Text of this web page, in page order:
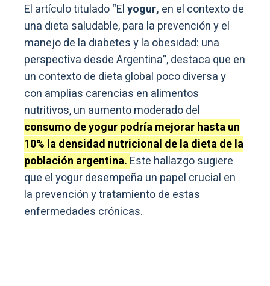
El artículo titulado “Elyogur, en el contexto de
una dieta saludable, para la prevención y el
manejo de la diabetes y la obesidad: una
perspectiva desde Argentina”, destaca que en
un contexto de dieta global poco diversa y
con amplias carencias en alimentos
nutritivos, un aumento moderado del
consumo de yogur podría mejorar hasta un
10% la densidad nutricional de la dieta de la
población argentina. Este hallazgo sugiere
que el yogur desempeña un papel crucial en
la prevención y tratamiento de estas
enfermedades crónicas.